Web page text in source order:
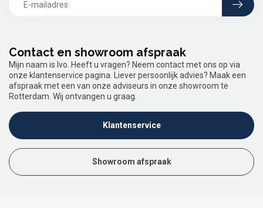
Contact en showroom afspraak
Mijn naam is Ivo. Heeft u vragen? Neem contact met ons op via
onze klantenservice pagina. Liever persoonlijk advies? Maak een
afspraak met een van onze adviseurs in onze showroom te
Rotterdam. Wij ontvangen u graag.
Klantenservice
Showroom afspraak